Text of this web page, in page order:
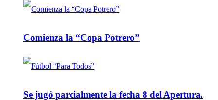
Comienza la “Copa Potrero”
Se jugó parcialmente la fecha 8 del Apertura.